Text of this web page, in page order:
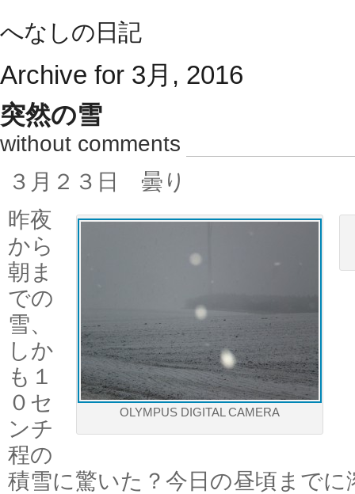
へなしの日記
Archive for 3月, 2016
突然の雪
without comments
３月２３日 曇り
OLYMPUS DIGITAL CAMERA
昨夜
から
朝ま
での
雪、
しか
も１
０セ
ンチ
程の
積雪に驚いた？今日の昼頃まで